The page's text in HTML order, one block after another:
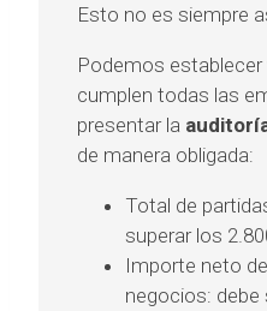
Esto no es siempre
Podemos establecer
cumplen todas las
presentar la
de manera obligada:
Total de
superar los
Importe neto
negocios: debe